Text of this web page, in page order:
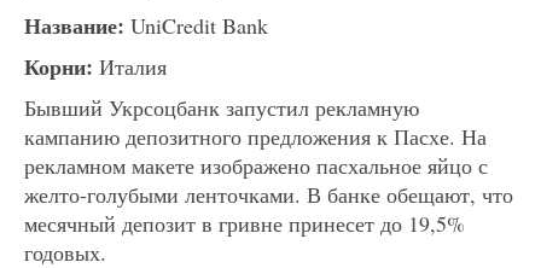
Название: UniCredit Bank
Корни: Италия
Бывший Укрсоцбанк запустил рекламную
кампанию депозитного предложения к Пасхе. На
рекламном макете изображено пасхальное яйцо с
желто-голубыми ленточками. В банке обещают, что
месячный депозит в гривне принесет до 19,5%
годовых.